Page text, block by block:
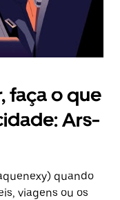
faça o que
Ars-
quando
viagens ou os